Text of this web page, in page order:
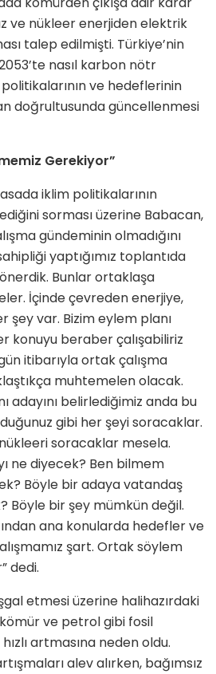
ve nükleer enerjiden elektrik
talep edilmişti. Türkiye’nin
nasıl karbon nötr
ve hedeflerinin
doğrultusunda güncellenmesi
Gerekiyor”
iklim politikalarının
sorması üzerine Babacan,
gündeminin olmadığını
yaptığımız toplantıda
Bunlar ortaklaşa
İçinde çevreden enerjiye,
şey var. Bizim eylem planı
konuyu beraber çalışabiliriz
itibarıyla ortak çalışma
muhtemelen olacak.
adayını belirlediğimiz anda bu
gibi her şeyi soracaklar.
soracaklar mesela.
ne diyecek? Ben bilmem
Böyle bir adaya vatandaş
Böyle bir şey mümkün değil.
ana konularda hedefler ve
şart. Ortak söylem
dedi.
etmesi üzerine halihazırdaki
ve petrol gibi fosil
artmasına neden oldu.
alev alırken, bağımsız